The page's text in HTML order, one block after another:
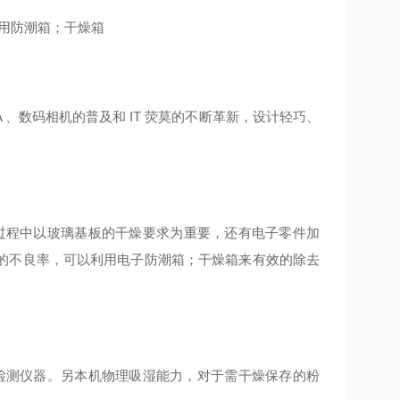
防潮箱；干燥箱
数码相机的普及和 IT 荧莫的不断革新，设计轻巧、
中以玻璃基板的干燥要求为重要，还有电子零件加
良率，可以利用电子防潮箱；干燥箱来有效的除去
仪器。另本机物理吸湿能力，对于需干燥保存的粉